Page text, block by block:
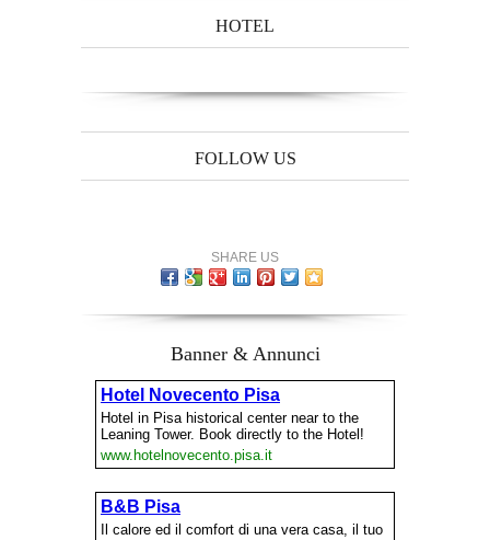
HOTEL
FOLLOW US
SHARE US
Banner & Annunci